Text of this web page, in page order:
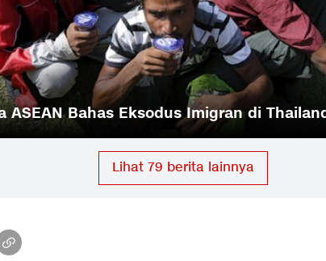
Qatar Janji Berikan Rp658 Miliar untuk RI
Lihat 79 berita lainnya